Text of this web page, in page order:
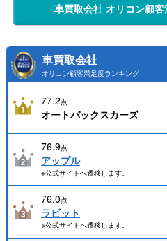
車買取会社 オリコン顧
車買取会社
オリコン顧客満足度ランキング
77.2点
オートバックスカーズ
76.9点
アップル
※公式サイトへ遷移します。
76.0点
ラビット
※公式サイトへ遷移します。